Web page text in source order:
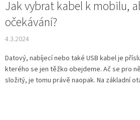
Jak vybrat kabel k mobilu,
očekávání?
4.3.2024
Datový, nabíjecí nebo také USB kabel je
kterého se jen těžko obejdeme. Ač se pro
složitý, je tomu právě naopak. Na základní